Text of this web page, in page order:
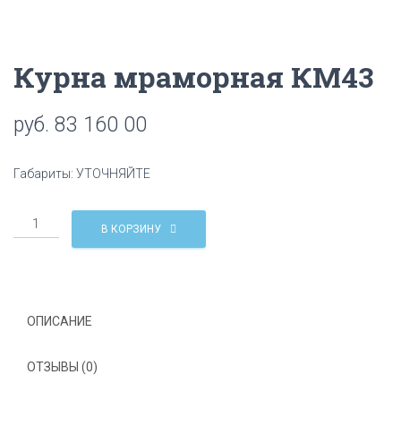
Курна мраморная КМ43
руб. 83 160 00
Габариты: УТОЧНЯЙТЕ
Количество
Курна
В КОРЗИНУ
ОПИСАНИЕ
ОТЗЫВЫ (0)